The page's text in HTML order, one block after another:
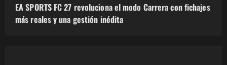
EA SPORTS FC 27 revoluciona el modo Carrera con fichajes
más reales y una gestión inédita